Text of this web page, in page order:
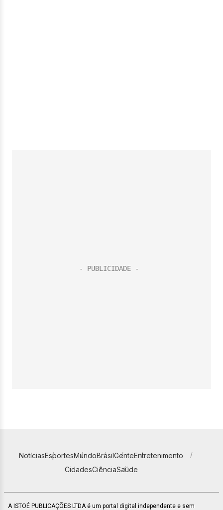
NotíciasEsportesMundoBrasilGenteEntretenimento
CidadesCiênciaSaúde
A ISTOÉ PUBLICAÇÕES LTDA é um portal digital independente e sem